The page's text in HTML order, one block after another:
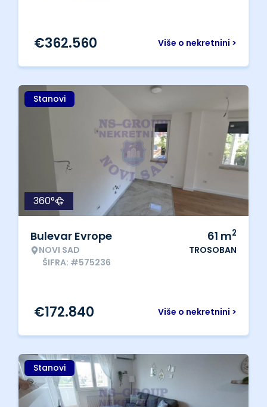
Više o nekretnini >
€362.560
Stanovi
360°
Bulevar Evrope
NOVI SAD
ŠIFRA: #575236
61 m2
TROSOBAN
Više o nekretnini >
€172.840
Stanovi